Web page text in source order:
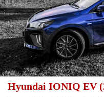
Hyundai IONIQ EV